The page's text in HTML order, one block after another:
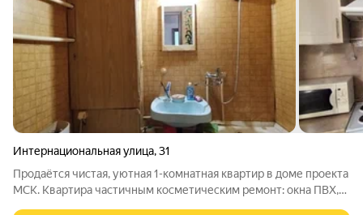
Интернациональная улица,31
Продаётся чистая, уютная 1-комнатная квартир в доме проекта
МСК. Квартира частичным косметическим ремонт: окна ПВХ,